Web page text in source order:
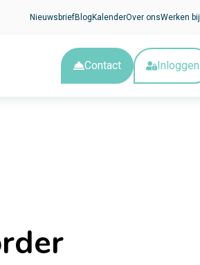
NieuwsbriefBlog KalenderOver onsWerken bij
Contact Inloggen